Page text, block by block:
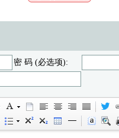
密 码 (必选项):